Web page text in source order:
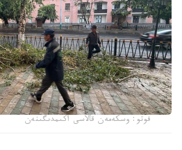
فوتو: وسكەمەن قالاسى اكىمدىگىنەن